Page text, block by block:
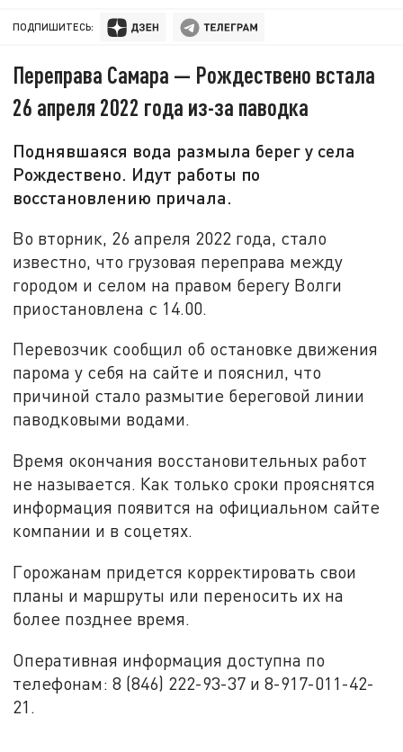
ПОДПИШИТЕСЬ:
Переправа Самара — Рождествено встала
26 апреля 2022 года из-за паводка
Поднявшаяся вода размыла берег у села
Рождествено. Идут работы по
восстановлению причала.
Во вторник, 26 апреля 2022 года, стало
известно, что грузовая переправа между
городом и селом на правом берегу Волги
приостановлена с 14.00.
Перевозчик сообщил об остановке движения
парома у себя на сайте и пояснил, что
причиной стало размытие береговой линии
паводковыми водами.
Время окончания восстановительных работ
не называется. Как только сроки прояснятся
информация появится на официальном сайте
компании и в соцетях.
Горожанам придется корректировать свои
планы и маршруты или переносить их на
более позднее время.
Оперативная информация доступна по
телефонам: 8 (846) 222-93-37 и 8-917-011-42-
21.